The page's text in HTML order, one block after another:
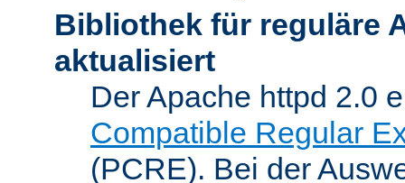
Bibliothek für reguläre
aktualisiert
Der Apache httpd 2.0
Compatible Regular
(PCRE). Bei der